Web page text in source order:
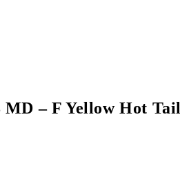
– F Yellow Hot Tail